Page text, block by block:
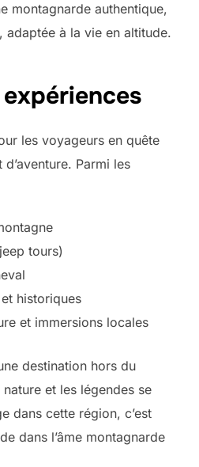
montagnarde authentique,
adaptée à la vie en altitude.
les voyageurs en quête
Parmi les
tours)
historiques
et immersions locales
destination hors du
et les légendes se
dans cette région, c’est
dans l’âme montagnarde